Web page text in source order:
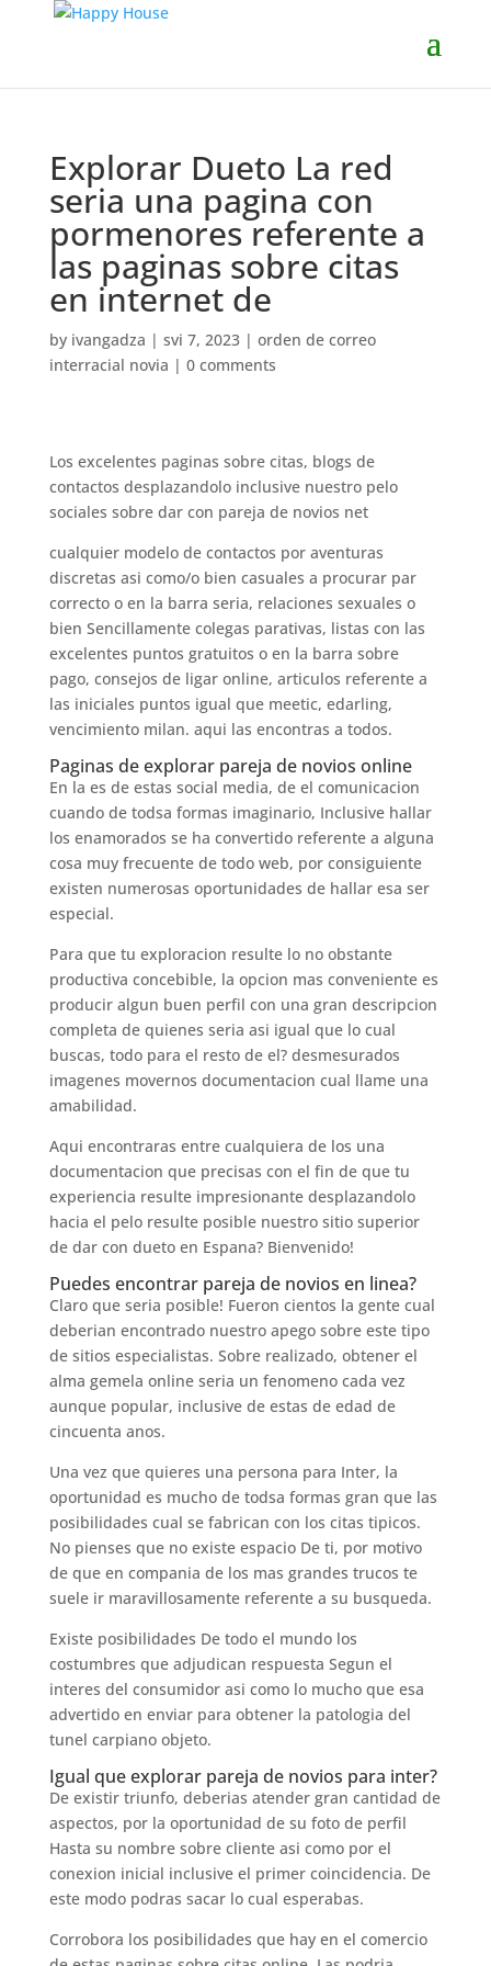
Explorar Dueto La red
seri­a una pagina con
pormenores referente a
las paginas sobre citas
en internet de
by ivangadza | svi 7, 2023| orden de correo
interracial novia | 0 comments
Los excelentes paginas sobre citas, blogs de
contactos desplazandolo inclusive nuestro pelo
sociales sobre dar con pareja de novios net
cualquier modelo de contactos por aventuras
discretas asi­ como/o bien casuales a procurar par
correcto o en la barra seria, relaciones sexuales o
bien Sencillamente colegas parativas, listas con las
excelentes puntos gratuitos o en la barra sobre
pago, consejos de ligar online, articulos referente a
las iniciales puntos igual que meetic, edarling,
vencimiento milan. aqui las encontras a todos.
Paginas de explorar pareja de novios online
En la es de estas social media, de el comunicacion
cuando de todsa formas imaginario, Inclusive hallar
los enamorados se ha convertido referente a alguna
cosa muy frecuente de todo web, por consiguiente
existen numerosas oportunidades de hallar esa ser
especial.
Para que tu exploracion resulte lo no obstante
productiva concebible, la opcion mas conveniente es
producir algun buen perfil con una gran descripcion
completa de quienes seri­a asi­ igual que lo cual
buscas, todo para el resto de el? desmesurados
imagenes movernos documentacion cual llame una
amabilidad.
Aqui encontraras entre cualquiera de los una
documentacion que precisas con el fin de que tu
experiencia resulte impresionante desplazandolo
hacia el pelo resulte posible nuestro sitio superior
de dar con dueto en Espana? Bienvenido!
Puedes encontrar pareja de novios en linea?
Claro que seri­a posible! Fueron cientos la gente cual
deberian encontrado nuestro apego sobre este tipo
de sitios especialistas. Sobre realizado, obtener el
alma gemela online seri­a un fenomeno cada vez
aunque popular, inclusive de estas de edad de
cincuenta anos.
Una vez que quieres una persona para Inter, la
oportunidad es mucho de todsa formas gran que las
posibilidades cual se fabrican con los citas ti­picos.
No pienses que no existe espacio De ti, por motivo
de que en compania de los mas grandes trucos te
suele ir maravillosamente referente a su busqueda.
Existe posibilidades De todo el mundo los
costumbres que adjudican respuesta Segun el
interes del consumidor asi­ como lo mucho que esa
advertido en enviar para obtener la patologi­a del
tunel carpiano objeto.
Igual que explorar pareja de novios para inter?
De existir triunfo, deberias atender gran cantidad de
aspectos, por la oportunidad de su foto de perfil
Hasta su nombre sobre cliente asi­ como por el
conexion inicial inclusive el primer coincidencia. De
este modo podras sacar lo cual esperabas.
Corrobora los posibilidades que hay en el comercio